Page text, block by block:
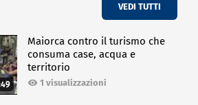
VEDI TUTTI
Maiorca contro il turismo che
consuma case, acqua e
territorio
1 visualizzazioni